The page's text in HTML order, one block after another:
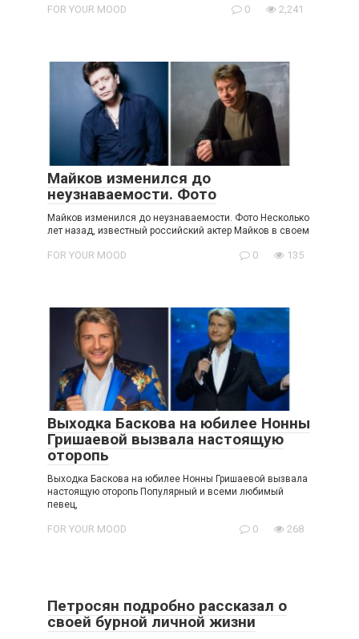
FOR YOUR MOOD 0 2,241
Майков изменился до
неузнаваемости. Фото
Майков изменился до неузнаваемости. Фото Несколько
лет назад, известный российский актер Майков в своем
FOR YOUR MOOD 0 135
Выходка Баскова на юбилее Нонны
Гришаевой вызвала настоящую
оторопь
Выходка Баскова на юбилее Нонны Гришаевой вызвала
настоящую оторопь Популярный и всеми любимый
певец,
FOR YOUR MOOD 0 268
Петросян подробно рассказал о
своей бурнoй личной жизни